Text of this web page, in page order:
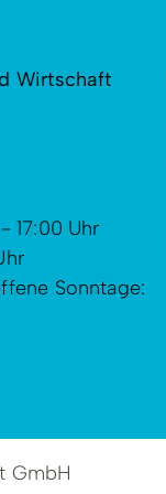
Wirtschaft
17:00 Uhr
Sonntage:
GmbH